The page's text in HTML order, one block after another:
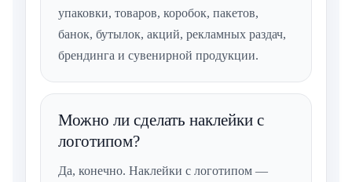
упаковки, товаров, коробок, пакетов,
банок, бутылок, акций, рекламных раздач,
брендинга и сувенирной продукции.
Можно ли сделать наклейки с
логотипом?
Да, конечно. Наклейки с логотипом —